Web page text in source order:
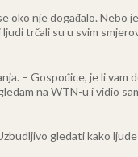
oko nje događalo. Nebo
trčali su u svim
– Gospođice, je li vam
na WTN-u i vidio
gledati kako